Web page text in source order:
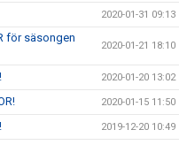
2020-01-31 09:13
för säsongen
2020-01-21 18:10
2020-01-20 13:02
2020-01-15 11:50
2019-12-20 10:49